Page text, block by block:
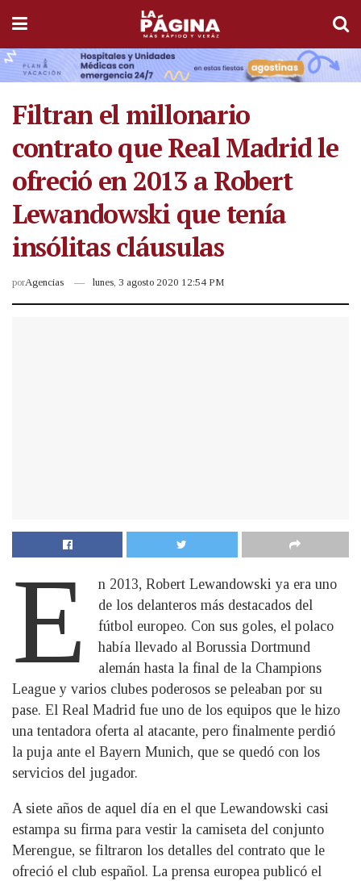
Filtran el millonario
contrato que Real Madrid le
ofreció en 2013 a Robert
Lewandowski que tenía
insólitas cláusulas
porAgencias lunes, 3 agosto 2020 12:54 PM
E
n 2013, Robert Lewandowski ya era uno
de los delanteros más destacados del
fútbol europeo. Con sus goles, el polaco
había llevado al Borussia Dortmund
alemán hasta la final de la Champions
League y varios clubes poderosos se peleaban por su
pase. El Real Madrid fue uno de los equipos que le hizo
una tentadora oferta al atacante, pero finalmente perdió
la puja ante el Bayern Munich, que se quedó con los
servicios del jugador.
A siete años de aquel día en el que Lewandowski casi
estampa su firma para vestir la camiseta del conjunto
Merengue, se filtraron los detalles del contrato que le
ofreció el club español. La prensa europea publicó el